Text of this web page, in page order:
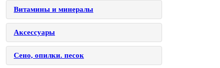
Витамины и минералы
Аксессуары
Сено, опилки. песок